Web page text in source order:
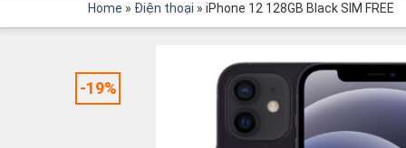
Home » Điện thoại » iPhone 12 128GB Black SIM FREE
-19%